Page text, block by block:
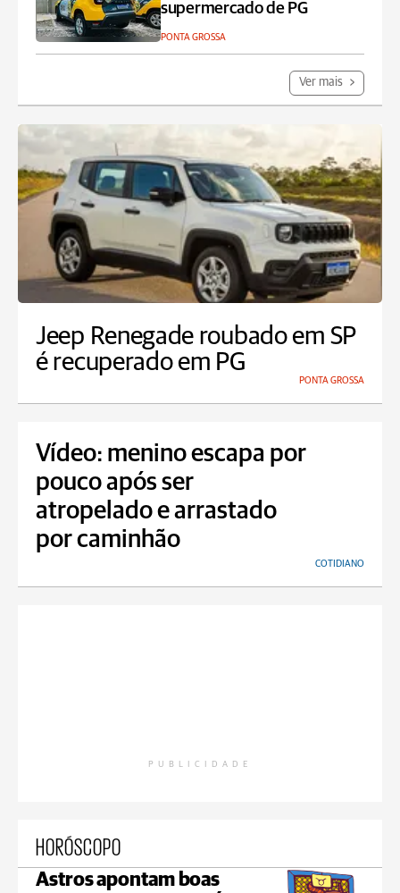
supermercado de PG
PONTA GROSSA
Ver mais
Jeep Renegade roubado em SP
é recuperado em PG
PONTA GROSSA
Vídeo: menino escapa por
pouco após ser
atropelado e arrastado
por caminhão
COTIDIANO
PUBLICIDADE
HORÓSCOPO
Astros apontam boas